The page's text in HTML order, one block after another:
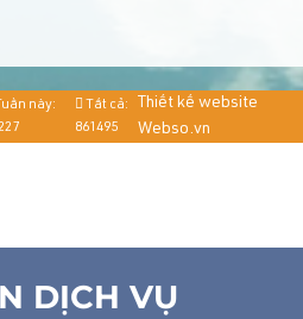
này:
Tất cả:
861495
Thiết kế website
Webso.vn
DỊCH VỤ